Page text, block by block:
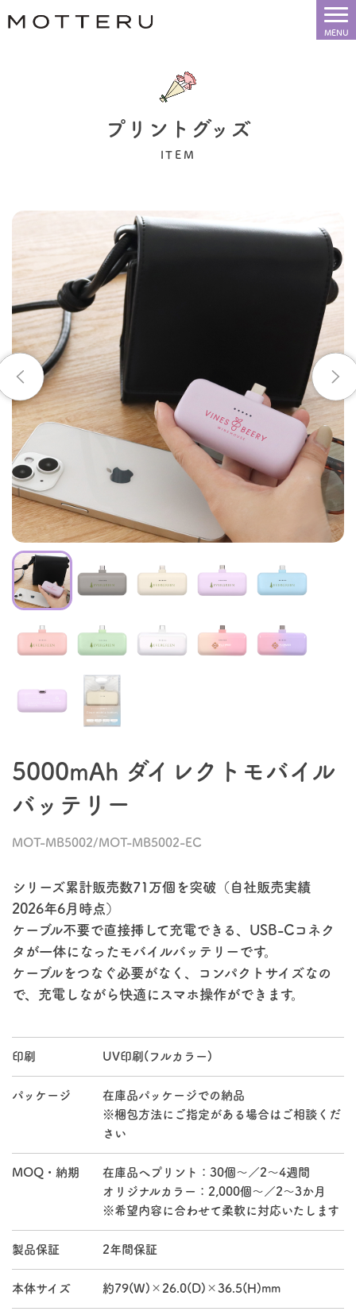
プリントグッズ
ITEM
5000mAh ダイレクトモバイル
バッテリー
MOT-MB5002/MOT-MB5002-EC
シリーズ累計販売数71万個を突破（自社販売実績
2026年6月時点）
ケーブル不要で直接挿して充電できる、USB-Cコネク
タが一体になったモバイルバッテリーです。
ケーブルをつなぐ必要がなく、コンパクトサイズなの
で、充電しながら快適にスマホ操作ができます。
印刷 UV印刷(フルカラー)
パッケージ
在庫品パッケージでの納品
※梱包方法にご指定がある場合はご相談くだ
さい
MOQ・納期
在庫品へプリント：30個～／2～4週間
オリジナルカラー：2,000個～／2～3か月
※希望内容に合わせて柔軟に対応いたします
製品保証 2年間保証
本体サイズ 約79(W)×26.0(D)×36.5(H)mm